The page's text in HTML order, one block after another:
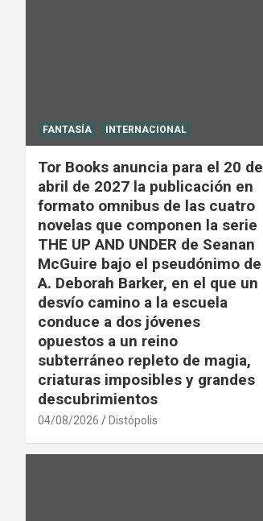
FANTASÍA INTERNACIONAL
Tor Books anuncia para el 20 de
abril de 2027 la publicación en
formato omnibus de las cuatro
novelas que componen la serie
THE UP AND UNDER de Seanan
McGuire bajo el pseudónimo de
A. Deborah Barker, en el que un
desvío camino a la escuela
conduce a dos jóvenes
opuestos a un reino
subterráneo repleto de magia,
criaturas imposibles y grandes
descubrimientos
04/08/2026 Distópolis